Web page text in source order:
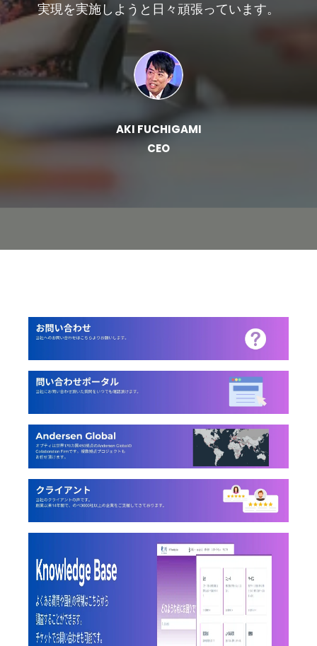
実現を実施しようと日々頑張っています。
AKI FUCHIGAMI
CEO